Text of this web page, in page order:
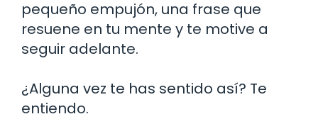
pequeño empujón, una frase que
resuene en tu mente y te motive a
seguir adelante.
¿Alguna vez te has sentido así? Te
entiendo.